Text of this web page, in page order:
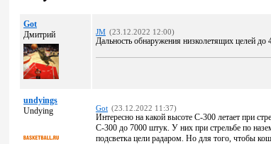
Got
Дмитрий
JM (23.12.2022 12:00)
Дальность обнаружения низколетящих целей до
undyings
Undying
Got (23.12.2022 11:37)
Интересно на какой высоте С-300 летает при
С-300 до 7000 штук. У них при стрельбе по
подсветка цели радаром. Но для того, чтобы